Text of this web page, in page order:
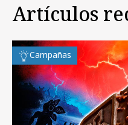
Artículos
Campañas